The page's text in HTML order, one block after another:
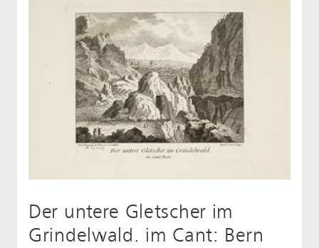
Der untere Gletscher im
Grindelwald. im Cant: Bern